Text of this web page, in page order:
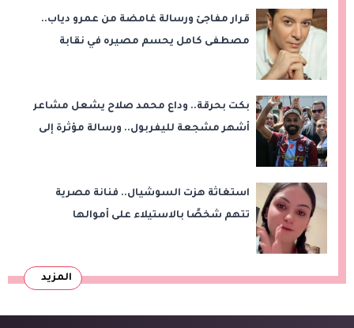
قرار مفاجئ ورسالة غامضة من عمرو دياب..
مصطفى كامل يحسم مصيره في نقابة
بكت بحرقة.. وداع محمد صلاح يشعل مشاعر
أشهر مشجعة لليفربول.. ورسالة مؤثرة إلى
استغاثة هزت السوشيال.. فنانة مصرية
تتهم شخصًا بالاستيلاء على أموالها
المزيد